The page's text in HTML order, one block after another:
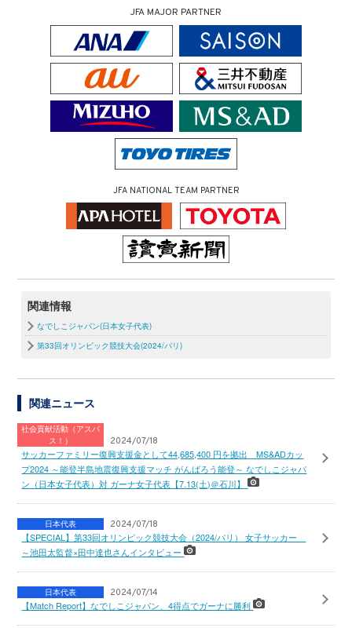
JFA MAJOR PARTNER
JFA NATIONAL TEAM PARTNER
関連情報
なでしこジャパン(日本女子代表)
第33回オリンピック競技大会(2024/パリ)
関連ニュース
社会貢献活動（アスパ
ス！）
2024/07/18
サッカーファミリー復興支援金として44,685,400 円を拠出 MS&ADカッ
プ2024 ～能登半島地震復興支援マッチ がんばろう能登～ なでしこジャパ
ン（日本女子代表）対 ガーナ女子代表【7.13(土)＠石川】
日本代表 2024/07/18
【SPECIAL】第33回オリンピック競技大会（2024/パリ） 女子サッカー
～池田太監督×田中達也さんインタビュー
日本代表 2024/07/14
【Match Report】なでしこジャパン、4得点でガーナに勝利